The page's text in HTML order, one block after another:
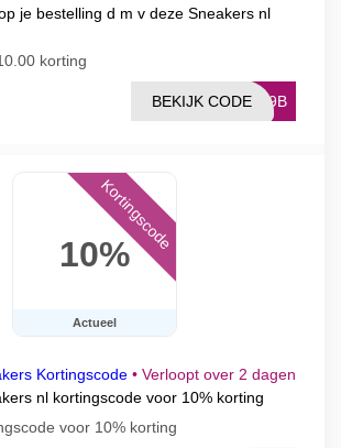
je bestelling d m v deze Sneakers nl
korting
7A9B
BEKIJK CODE
10%
Actueel
Kortingscode
Kortingscode • Verloopt over 2 dagen
nl kortingscode voor 10% korting
voor 10% korting